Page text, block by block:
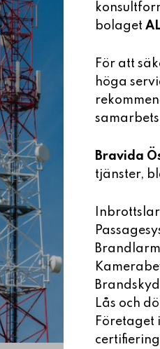
bolaget
För att
höga
Bravida
tjänster,
Brandlarm
Lås och
Företaget